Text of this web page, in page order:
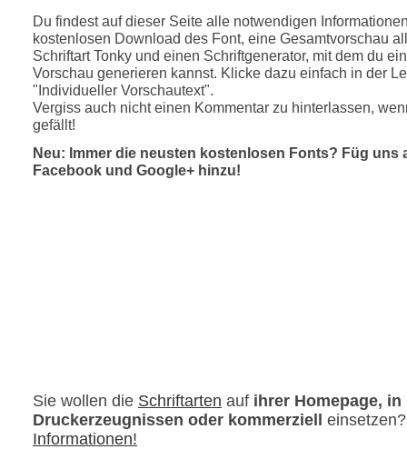
Du findest auf dieser Seite alle notwendigen
kostenlosen Download des Font, eine Gesamtvorschau
Schriftart Tonky und einen Schriftgenerator, mit dem du
Vorschau generieren kannst. Klicke dazu einfach in der
"Individueller Vorschautext".
Vergiss auch nicht einen Kommentar zu hinterlassen,
gefällt!
Neu: Immer die neusten kostenlosen Fonts? Füg uns
Facebook und Google+ hinzu!
Sie wollen die Schriftarten auf ihrer Homepage, in
Druckerzeugnissen oder kommerziell
Informationen!